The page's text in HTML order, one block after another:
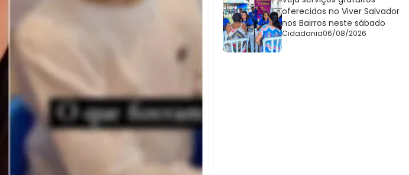
oferecidos no Viver Salvador
nos Bairros neste sábado
Cidadania06/08/2026